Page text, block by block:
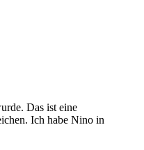
Das ist eine
Ich habe Nino in